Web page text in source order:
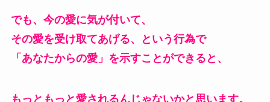
でも、今の愛に気が付いて、
その愛を受け取てあげる、という行為で
「あなたからの愛」を示すことができると、
もっともっと愛されるんじゃないかと思います。